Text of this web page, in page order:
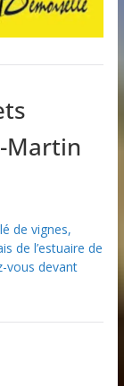
Martin
de vignes,
de l’estuaire de
vous devant